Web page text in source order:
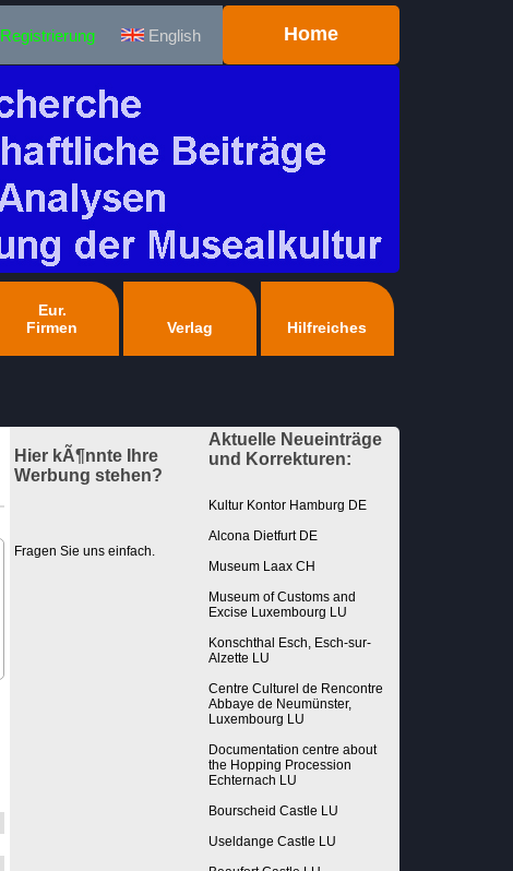
Registrierung English Home
Eur.
Firmen
Verlag Hilfreiches
Hier kÃ¶nnte Ihre
Werbung stehen?
Fragen Sie uns einfach.
Aktuelle Neueinträge
und Korrekturen:
Kultur Kontor Hamburg DE
Alcona Dietfurt DE
Museum Laax CH
Museum of Customs and
Excise Luxembourg LU
Konschthal Esch, Esch-sur-
Alzette LU
Centre Culturel de Rencontre
Abbaye de Neumünster,
Luxembourg LU
Documentation centre about
the Hopping Procession
Echternach LU
Bourscheid Castle LU
Useldange Castle LU